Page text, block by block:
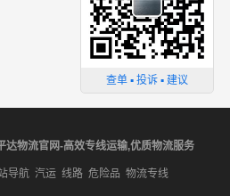
查单 ▪ 投诉 ▪ 建议
达物流官网-高效专线运输,优质物流服务
导航 汽运 线路 危险品 物流专线